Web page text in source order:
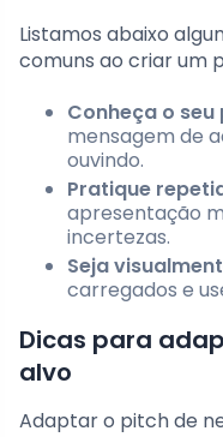
Listamos abaixo
comuns ao criar um
Conheça o seu
mensagem de
ouvindo.
Pratique
apresentação
incertezas.
Seja
carregados e
Dicas para
alvo
Adaptar o pitch de